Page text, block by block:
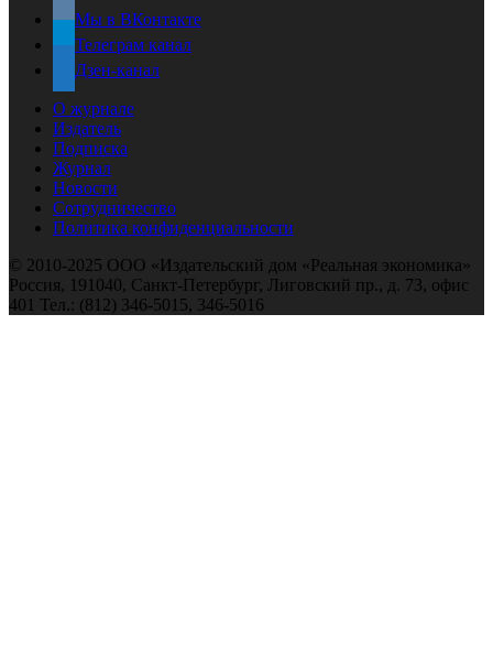
Мы в ВКонтакте
Телеграм канал
Дзен-канал
О журнале
Издатель
Подписка
Журнал
Новости
Сотрудничество
Политика конфиденциальности
© 2010-2025 ООО «Издательский дом «Реальная экономика»
Россия, 191040, Санкт-Петербург, Лиговский пр., д. 73, офис
401 Тел.: (812) 346-5015, 346-5016